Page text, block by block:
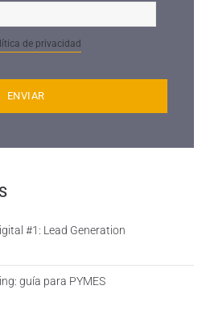
de privacidad
#1: Lead Generation
guía para PYMES